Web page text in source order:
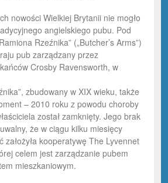
nowości Wielkiej Brytanii nie mogło
angielskiego pubu. Pod
Rzeźnika” („Butcher’s Arms”)
pub zarządzany przez
Crosby Ravensworth, w
zbudowany w XIX wieku, także
– 2010 roku z powodu choroby
został zamknięty. Jego brak
że w ciągu kilku miesięcy
założyła kooperatywę The Lyvennet
celem jest zarządzanie pubem
mieszkaniowym.